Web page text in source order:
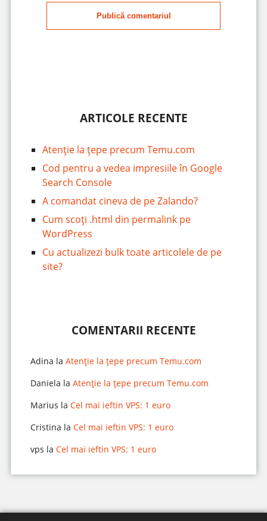
Publică comentariul
ARTICOLE RECENTE
Atenție la țepe precum Temu.com
Cod pentru a vedea impresiile în Google
Search Console
A comandat cineva de pe Zalando?
Cum scoți .html din permalink pe
WordPress
Cu actualizezi bulk toate articolele de pe
site?
COMENTARII RECENTE
Adina la Atenție la țepe precum Temu.com
Daniela la Atenție la țepe precum Temu.com
Marius la Cel mai ieftin VPS: 1 euro
Cristina la Cel mai ieftin VPS: 1 euro
vps la Cel mai ieftin VPS: 1 euro